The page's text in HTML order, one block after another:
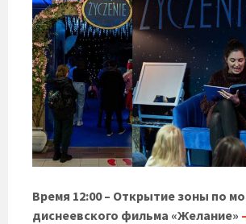
Время 12:00 – Открытие зоны по
диснеевского фильма «Желание»